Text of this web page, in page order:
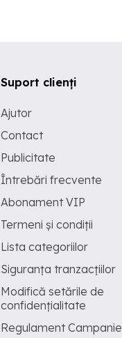
Suport clienți
Ajutor
Contact
Publicitate
Întrebări frecvente
Abonament VIP
Termeni și condiții
Lista categoriilor
Siguranța tranzacțiilor
Modifică setările de
confidențialitate
Regulament Campanie